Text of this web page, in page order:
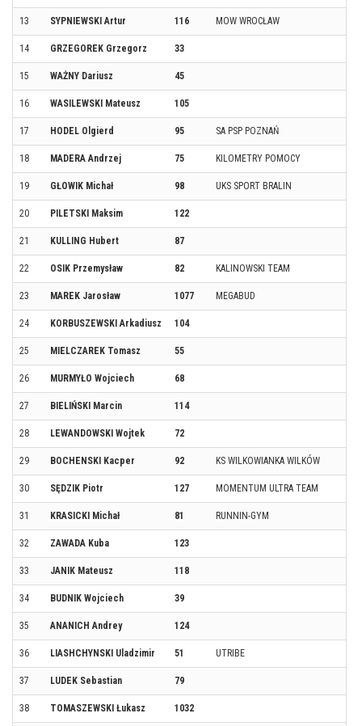
13 SYPNIEWSKI Artur 116 MOW WROCŁAW
14 GRZEGOREK Grzegorz 33
15 WAŻNY Dariusz 45
16 WASILEWSKI Mateusz 105
17 HODEL Olgierd 95 SA PSP POZNAŃ
18 MADERA Andrzej 75 KILOMETRY POMOCY
19 GŁOWIK Michał 98 UKS SPORT BRALIN
20 PILETSKI Maksim 122
21 KULLING Hubert 87
22 OSIK Przemysław 82 KALINOWSKI TEAM
23 MAREK Jarosław 1077 MEGABUD
24 KORBUSZEWSKI Arkadiusz 104
25 MIELCZAREK Tomasz 55
26 MURMYŁO Wojciech 68
27 BIELIŃSKI Marcin 114
28 LEWANDOWSKI Wojtek 72
29 BOCHENSKI Kacper 92 KS WILKOWIANKA WILKÓW
30 SĘDZIK Piotr 127 MOMENTUM ULTRA TEAM
31 KRASICKI Michał 81 RUNNIN-GYM
32 ZAWADA Kuba 123
33 JANIK Mateusz 118
34 BUDNIK Wojciech 39
35 ANANICH Andrey 124
36 LIASHCHYNSKI Uladzimir 51 UTRIBE
37 LUDEK Sebastian 79
38 TOMASZEWSKI Łukasz 1032